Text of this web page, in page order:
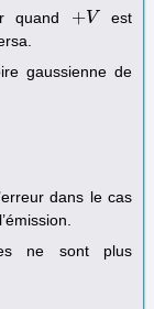
quand +V
+V
est
gaussienne de
dans le cas
ne sont plus